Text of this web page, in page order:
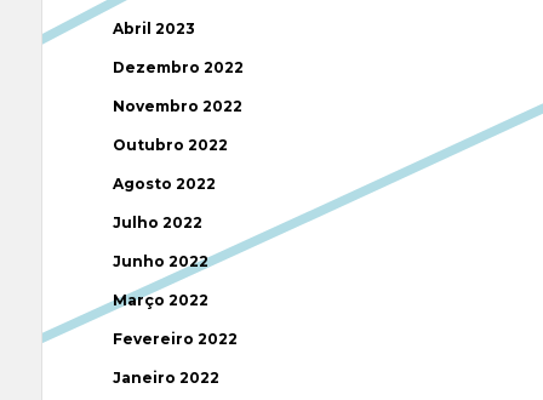
Abril 2023
Dezembro 2022
Novembro 2022
Outubro 2022
Agosto 2022
Julho 2022
Junho 2022
Março 2022
Fevereiro 2022
Janeiro 2022